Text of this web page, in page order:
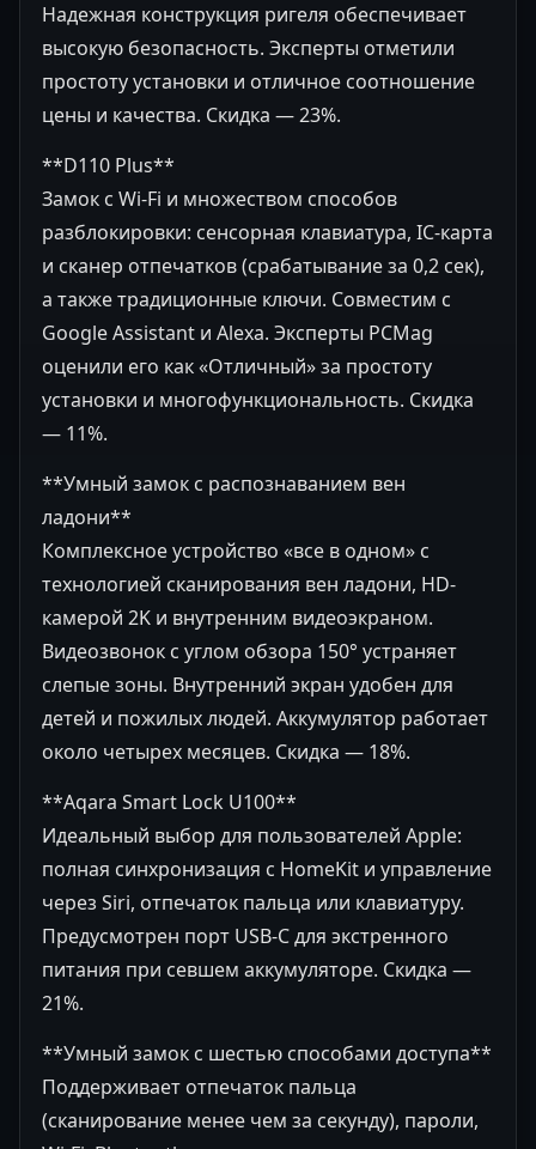
Надежная конструкция ригеля обеспечивает
высокую безопасность. Эксперты отметили
простоту установки и отличное соотношение
цены и качества. Скидка — 23%.
**D110 Plus**
Замок с Wi-Fi и множеством способов
разблокировки: сенсорная клавиатура, IC-карта
и сканер отпечатков (срабатывание за 0,2 сек),
а также традиционные ключи. Совместим с
Google Assistant и Alexa. Эксперты PCMag
оценили его как «Отличный» за простоту
установки и многофункциональность. Скидка
— 11%.
**Умный замок с распознаванием вен
ладони**
Комплексное устройство «все в одном» с
технологией сканирования вен ладони, HD-
камерой 2K и внутренним видеоэкраном.
Видеозвонок с углом обзора 150° устраняет
слепые зоны. Внутренний экран удобен для
детей и пожилых людей. Аккумулятор работает
около четырех месяцев. Скидка — 18%.
**Aqara Smart Lock U100**
Идеальный выбор для пользователей Apple:
полная синхронизация с HomeKit и управление
через Siri, отпечаток пальца или клавиатуру.
Предусмотрен порт USB-C для экстренного
питания при севшем аккумуляторе. Скидка —
21%.
**Умный замок с шестью способами доступа**
Поддерживает отпечаток пальца
(сканирование менее чем за секунду), пароли,